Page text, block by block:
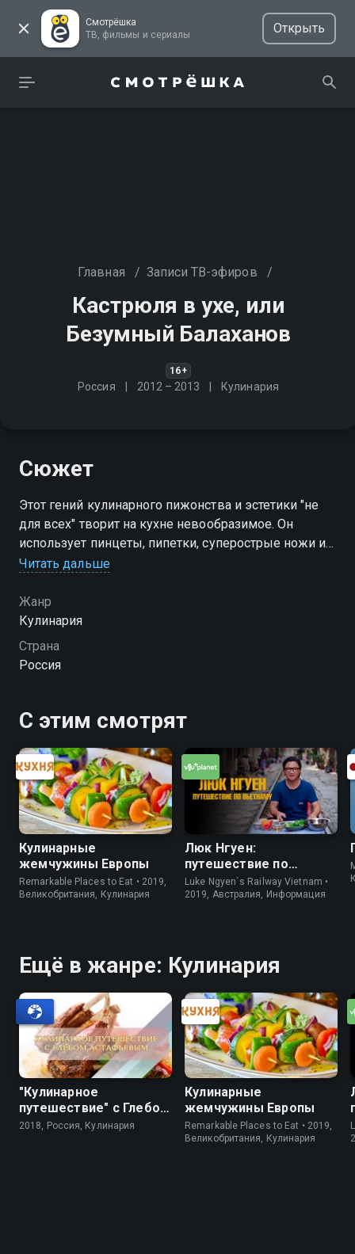
Смотрёшка
ТВ, фильмы и сериалы
Открыть
Главная / Записи ТВ-эфиров /
Кастрюля в ухе, или
Безумный Балаханов
16+
Россия 2012 – 2013 Кулинария
Сюжет
Этот гений кулинарного пижонства и эстетики "не
для всех" творит на кухне невообразимое. Он
использует пинцеты, пипетки, суперострые ножи и
даже сварочный аппарат. Каждая программа - тест
Читать дальше
Жанр
Кулинария
Страна
Россия
С этим смотрят
Кулинарные
жемчужины Европы
Remarkable Places to Eat • 2019,
Великобритания, Кулинария
Люк Нгуен:
путешествие по
Вьетнаму
Luke Ngyen`s Railway Vietnam •
2019, Австралия, Информация
Ещё в жанре: Кулинария
"Кулинарное
путешествие" с Глебом
Астафьевым
2018, Россия, Кулинария
Кулинарные
жемчужины Европы
Remarkable Places to Eat • 2019,
Великобритания, Кулинария